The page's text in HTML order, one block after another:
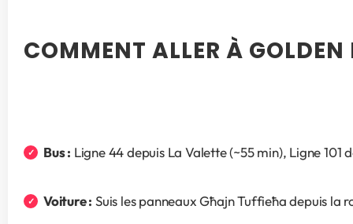
COMMENT ALLER À
Bus : Ligne 44 depuis La Valette (~55 min), Ligne 101
Voiture : Suis les panneaux Għajn Tuffieħa depuis